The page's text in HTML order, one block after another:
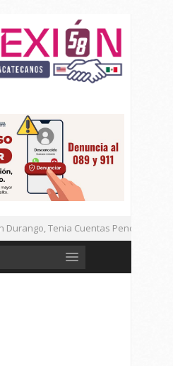
Tenia Cuentas Pendientes en
10 Acciones Para Explotación de